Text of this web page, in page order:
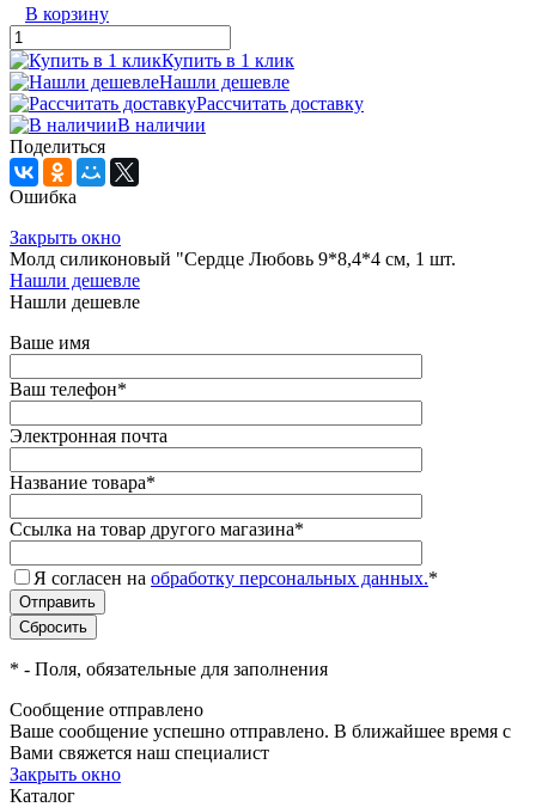
В корзину
Купить в 1 клик
Нашли дешевле
Рассчитать доставку
В наличии
Поделиться
Ошибка
Закрыть окно
Молд силиконовый "Сердце Любовь 9*8,4*4 см, 1 шт.
Нашли дешевле
Нашли дешевле
Ваше имя
Ваш телефон*
Электронная почта
Название товара*
Ссылка на товар другого магазина*
Я согласен на обработку персональных данных.*
* - Поля, обязательные для заполнения
Сообщение отправлено
Ваше сообщение успешно отправлено. В ближайшее время с
Вами свяжется наш специалист
Закрыть окно
Каталог